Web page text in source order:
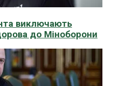
виключають
до Міноборони